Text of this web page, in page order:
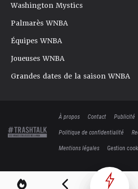
Washington Mystics
Palmarès WNBA
Équipes WNBA
Joueuses WNBA
Grandes dates de la saison WNBA
À propos Contact
Publicité
Politique de confidentialité
Mentions légales
Gestion